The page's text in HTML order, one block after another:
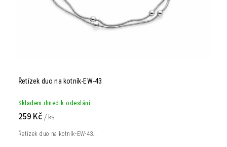
Řetízek duo na kotník-EW-43
Skladem ihned k odeslání
259 Kč / ks
Řetízek duo na kotník-EW-43...